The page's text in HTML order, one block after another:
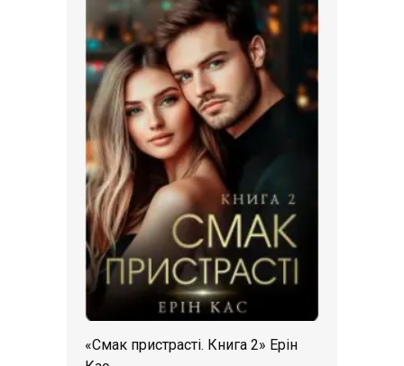
«Смак пристрасті. Книга 2» Ерін